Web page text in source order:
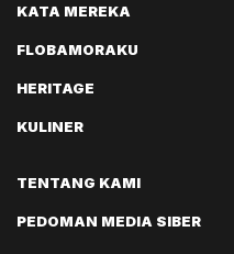
KATA MEREKA
FLOBAMORAKU
HERITAGE
KULINER
TENTANG KAMI
PEDOMAN MEDIA SIBER